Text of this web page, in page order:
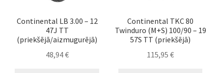
Continental LB 3.00 – 12
47J TT
(priekšējā/aizmugurējā)
48,94€
Continental TKC 80
Twinduro (M+S) 100/90 – 19
57S TT (priekšējā)
115,95€